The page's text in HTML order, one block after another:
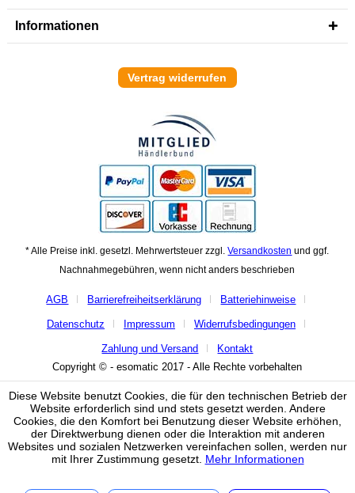
Informationen
Vertrag widerrufen
* Alle Preise inkl. gesetzl. Mehrwertsteuer zzgl.Versandkosten und ggf.
Nachnahmegebühren, wenn nicht anders beschrieben
AGB Barrierefreiheitserklärung Batteriehinweise
Datenschutz Impressum Widerrufsbedingungen
Zahlung und Versand
Kontakt
Copyright © - esomatic 2017 - Alle Rechte vorbehalten
Diese Website benutzt Cookies, die für den technischen Betrieb der
Website erforderlich sind und stets gesetzt werden. Andere
Cookies, die den Komfort bei Benutzung dieser Website erhöhen,
der Direktwerbung dienen oder die Interaktion mit anderen
Websites und sozialen Netzwerken vereinfachen sollen, werden nur
mit Ihrer Zustimmung gesetzt. Mehr Informationen